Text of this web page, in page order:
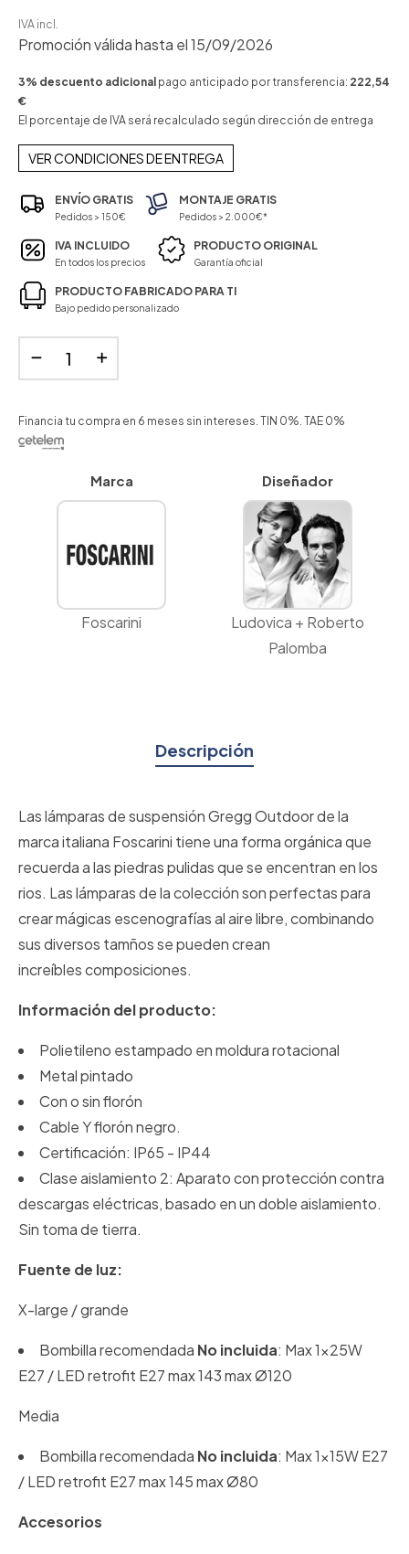
IVA incl.
Promoción válida hasta el 15/09/2026
3% descuento adicional pago anticipado por transferencia: 222,54
€
El porcentaje de IVA será recalculado según dirección de entrega
VER CONDICIONES DE ENTREGA
ENVÍO GRATIS
Pedidos > 150€
MONTAJE GRATIS
Pedidos > 2.000€*
IVA INCLUIDO
En todos los precios
PRODUCTO ORIGINAL
Garantía oficial
PRODUCTO FABRICADO PARA TI
Bajo pedido personalizado
Financia tu compra en 6 meses sin intereses. TIN 0%. TAE 0%
Marca
Foscarini
Diseñador
Ludovica + Roberto
Palomba
Descripción
Las lámparas de suspensión Gregg Outdoor de la
marca italiana Foscarini tiene una forma orgánica que
recuerda a las piedras pulidas que se encentran en los
rios. Las lámparas de la colección son perfectas para
crear mágicas escenografías al aire libre, combinando
sus diversos tamños se pueden crean
increíbles composiciones.
Información del producto:
Polietileno estampado en moldura rotacional
Metal pintado
Con o sin florón
Cable Y florón negro.
Certificación: IP65 - IP44
Clase aislamiento 2: Aparato con protección contra
descargas eléctricas, basado en un doble aislamiento.
Sin toma de tierra.
Fuente de luz:
X-large / grande
Bombilla recomendada No incluida: Max 1x25W
E27 / LED retrofit E27 max 143 max Ø120
Media
Bombilla recomendada No incluida: Max 1x15W E27
/ LED retrofit E27 max 145 max Ø80
Accesorios